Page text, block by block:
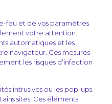
feu et de vos paramètres
votre attention.
automatiques et les
navigateur. Ces mesures
les risques d’infection
intrusives ou les pop-ups
sites. Ces éléments